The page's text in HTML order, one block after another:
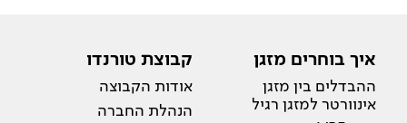
איך בוחרים מזגן
ההבדלים בין מזגן
אינוורטר למזגן רגיל
קבוצת טורנדו
אודות הקבוצה
הנהלת החברה